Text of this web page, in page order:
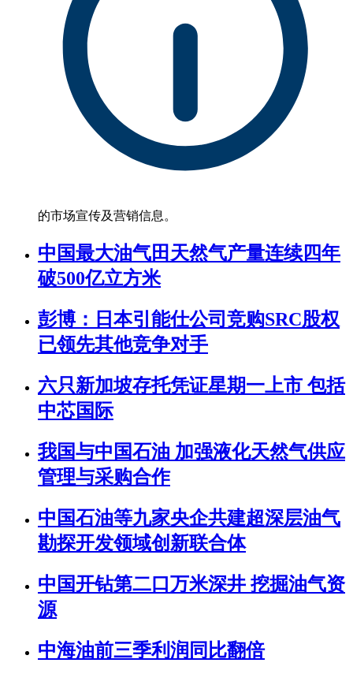
的市场宣传及营销信息。
中国最大油气田天然气产量连续四年
破500亿立方米
彭博：日本引能仕公司竞购SRC股权
已领先其他竞争对手
六只新加坡存托凭证星期一上市 包括
中芯国际
我国与中国石油 加强液化天然气供应
管理与采购合作
中国石油等九家央企共建超深层油气
勘探开发领域创新联合体
中国开钻第二口万米深井 挖掘油气资
源
中海油前三季利润同比翻倍